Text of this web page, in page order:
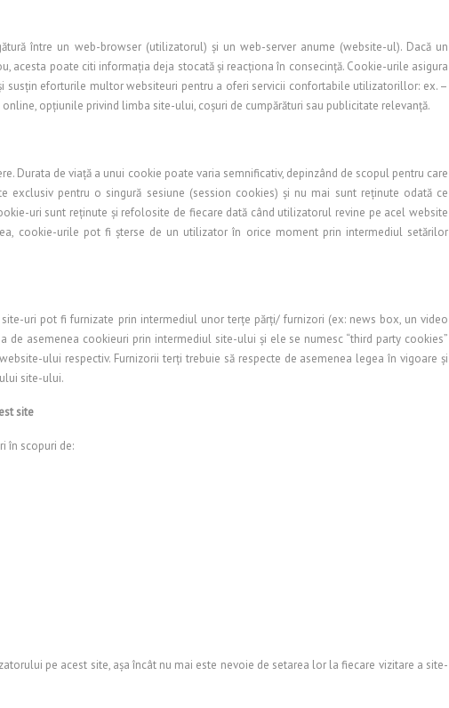
între un web-browser (utilizatorul) şi un web-server anume (website-ul). Dacă un
acesta poate citi informaţia deja stocată şi reacţiona în consecinţă. Cookie-urile asigura
susţin eforturile multor websiteuri pentru a oferi servicii confortabile utilizatorillor: ex. –
opţiunile privind limba site-ului, coşuri de cumpărături sau publicitate relevanţă.
Durata de viaţă a unui cookie poate varia semnificativ, depinzând de scopul pentru care
exclusiv pentru o singură sesiune (session cookies) şi nu mai sunt reţinute odată ce
uri sunt reţinute şi refolosite de fiecare dată când utilizatorul revine pe acel website
cookie-urile pot fi şterse de un utilizator în orice moment prin intermediul setărilor
uri pot fi furnizate prin intermediul unor terţe părţi/ furnizori (ex: news box, un video
de asemenea cookieuri prin intermediul site-ului şi ele se numesc “third party cookies”
ului respectiv. Furnizorii terţi trebuie să respecte de asemenea legea în vigoare şi
site-ului.
site
în scopuri de:
pe acest site, aşa încât nu mai este nevoie de setarea lor la fiecare vizitare a site-